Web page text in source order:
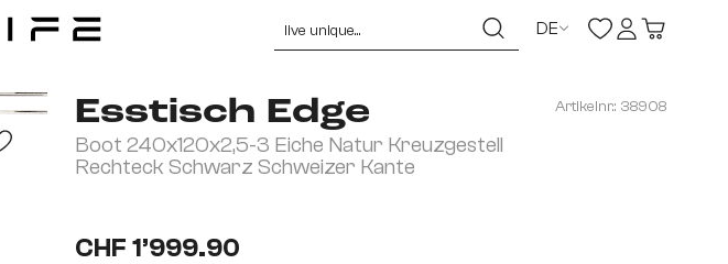
DE
Esstisch Edge
Boot 240x120x2,5-3 Eiche Natur Kreuzgestell
Rechteck Schwarz Schweizer Kante
Artikelnr.: 38908
CHF 1’999.90